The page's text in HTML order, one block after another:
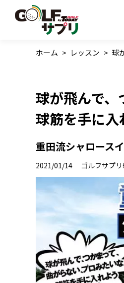
ホーム > レッスン > 球
球が飛んで、
球筋を手に入
重田流シャロース
2021/01/14 ゴルフサプ